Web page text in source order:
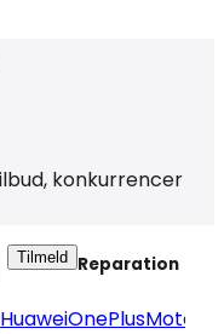
konkurrencer
Tilmeld Reparation
HuaweiOnePlus